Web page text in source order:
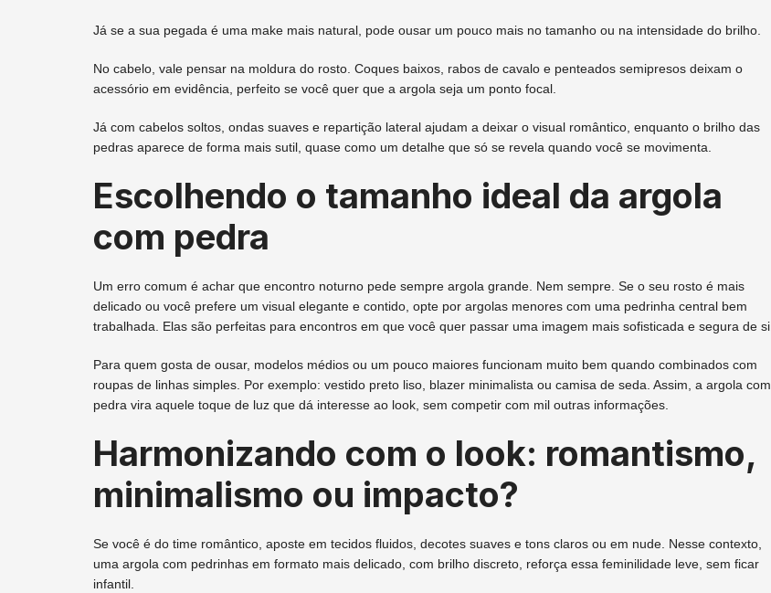
Já se a sua pegada é uma make mais natural, pode ousar um pouco mais no tamanho ou na intensidade do brilho.
No cabelo, vale pensar na moldura do rosto. Coques baixos, rabos de cavalo e penteados semipresos deixam o
acessório em evidência, perfeito se você quer que a argola seja um ponto focal.
Já com cabelos soltos, ondas suaves e repartição lateral ajudam a deixar o visual romântico, enquanto o brilho das
pedras aparece de forma mais sutil, quase como um detalhe que só se revela quando você se movimenta.
Escolhendo o tamanho ideal da argola
com pedra
Um erro comum é achar que encontro noturno pede sempre argola grande. Nem sempre. Se o seu rosto é mais
delicado ou você prefere um visual elegante e contido, opte por argolas menores com uma pedrinha central bem
trabalhada. Elas são perfeitas para encontros em que você quer passar uma imagem mais sofisticada e segura de si.
Para quem gosta de ousar, modelos médios ou um pouco maiores funcionam muito bem quando combinados com
roupas de linhas simples. Por exemplo: vestido preto liso, blazer minimalista ou camisa de seda. Assim, a argola com
pedra vira aquele toque de luz que dá interesse ao look, sem competir com mil outras informações.
Harmonizando com o look: romantismo,
minimalismo ou impacto?
Se você é do time romântico, aposte em tecidos fluidos, decotes suaves e tons claros ou em nude. Nesse contexto,
uma argola com pedrinhas em formato mais delicado, com brilho discreto, reforça essa feminilidade leve, sem ficar
infantil.